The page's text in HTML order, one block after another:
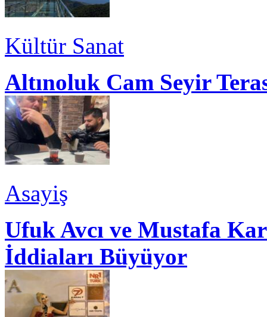
Kültür Sanat
Altınoluk Cam Seyir
Asayiş
Ufuk Avcı ve Mustafa
İddiaları Büyüyor